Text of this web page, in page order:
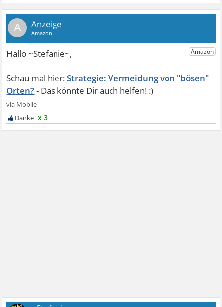
A
Strategie: Vermeidung von "bösen"
Orten?
x 3